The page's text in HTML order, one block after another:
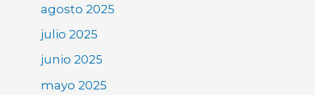
agosto 2025
julio 2025
junio 2025
mayo 2025